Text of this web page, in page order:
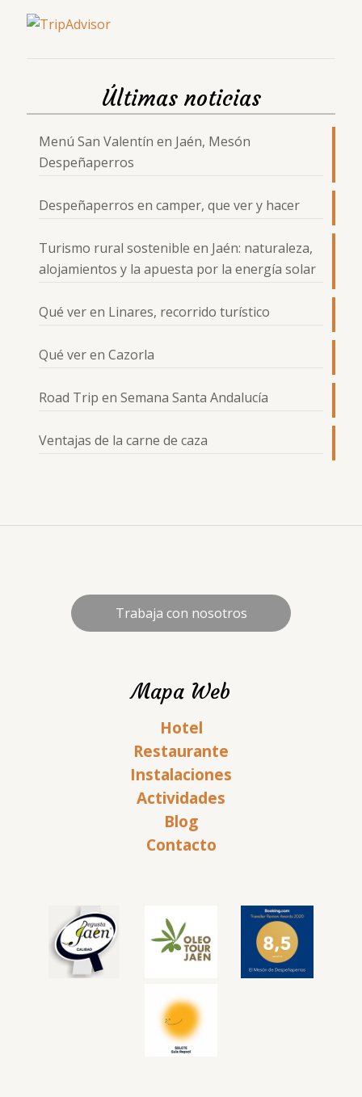
Últimas noticias
Menú San Valentín en Jaén, Mesón
Despeñaperros
Despeñaperros en camper, que ver y hacer
Turismo rural sostenible en Jaén: naturaleza,
alojamientos y la apuesta por la energía solar
Qué ver en Linares, recorrido turístico
Qué ver en Cazorla
Road Trip en Semana Santa Andalucía
Ventajas de la carne de caza
Trabaja con nosotros
Mapa Web
Hotel
Restaurante
Instalaciones
Actividades
Blog
Contacto